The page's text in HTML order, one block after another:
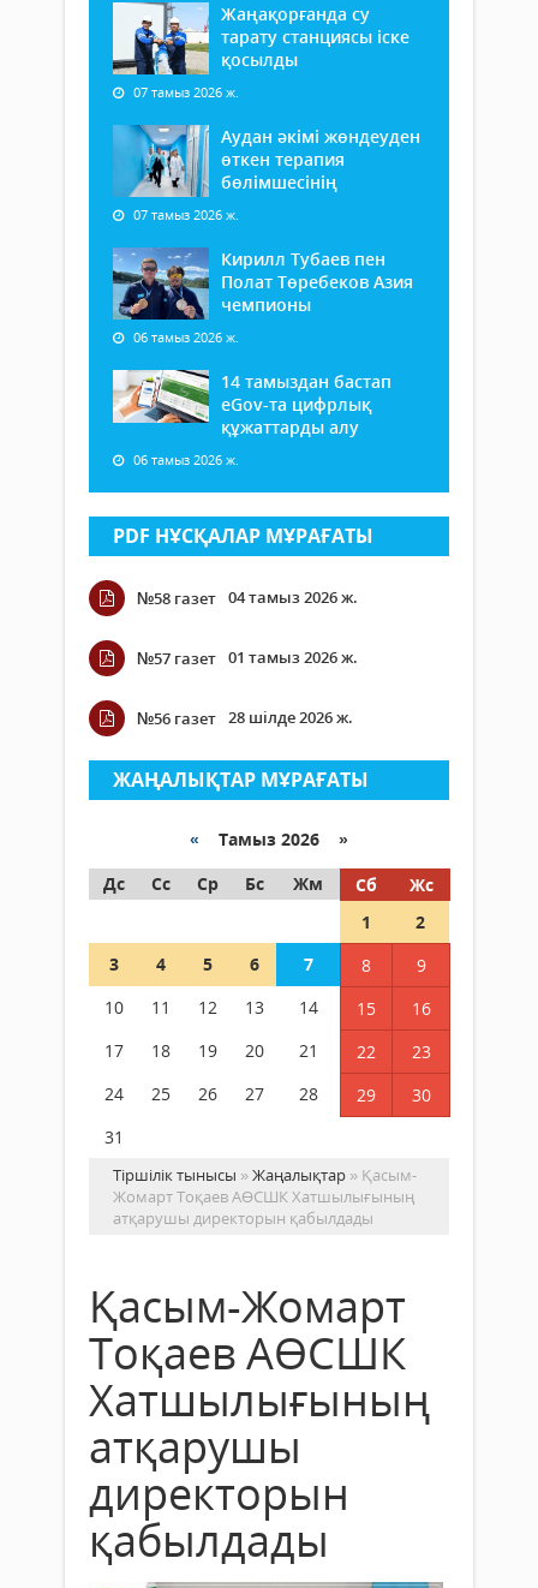
Жаңақорғанда су
тарату станциясы іске
қосылды
07 тамыз 2026 ж.
Аудан әкімі жөндеуден
өткен терапия
бөлімшесінің
07 тамыз 2026 ж.
Кирилл Тубаев пен
Полат Төребеков Азия
чемпионы
06 тамыз 2026 ж.
14 тамыздан бастап
еGov-та цифрлық
құжаттарды алу
06 тамыз 2026 ж.
PDF НҰСҚАЛАР МҰРАҒАТЫ
№58 газет 04 тамыз 2026 ж.
№57 газет 01 тамыз 2026 ж.
№56 газет 28 шілде 2026 ж.
ЖАҢАЛЫҚТАР МҰРАҒАТЫ
« Тамыз 2026 »
Дс
Сс Ср Бс Жм Сб
Жс
1
2
3
4 5 6 7 8
9
10
11 12 13 14 15
16
17
18 19 20 21 22
23
24
25 26 27 28 29
30
31
Тіршілік тынысы »Жаңалықтар » Қасым-
Жомарт Тоқаев АӨСШК Хатшылығының
атқарушы директорын қабылдады
Қасым-Жомарт
Тоқаев АӨСШК
Хатшылығының
атқарушы
директорын
қабылдады